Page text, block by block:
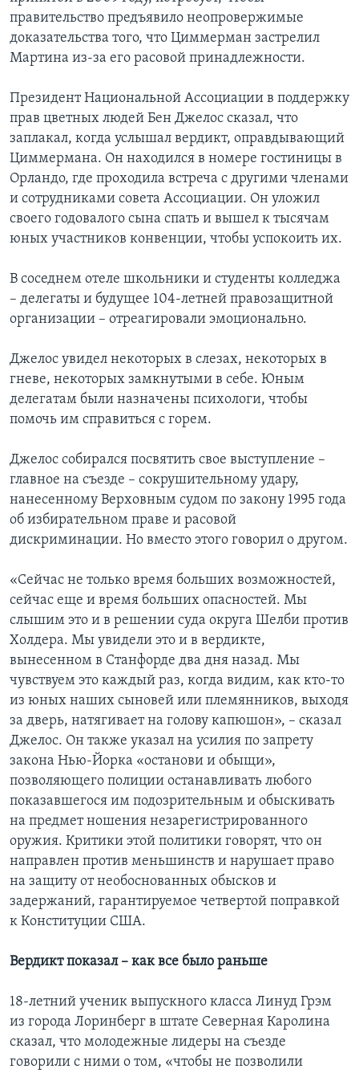
правительство предъявило неопровержимые
доказательства того, что Циммерман застрелил
Мартина из-за его расовой принадлежности.
Президент Национальной Ассоциации в поддержку
прав цветных людей Бен Джелос сказал, что
заплакал, когда услышал вердикт, оправдывающий
Циммермана. Он находился в номере гостиницы в
Орландо, где проходила встреча с другими членами
и сотрудниками совета Ассоциации. Он уложил
своего годовалого сына спать и вышел к тысячам
юных участников конвенции, чтобы успокоить их.
В соседнем отеле школьники и студенты колледжа
– делегаты и будущее 104-летней правозащитной
организации – отреагировали эмоционально.
Джелос увидел некоторых в слезах, некоторых в
гневе, некоторых замкнутыми в себе. Юным
делегатам были назначены психологи, чтобы
помочь им справиться с горем.
Джелос собирался посвятить свое выступление –
главное на съезде – сокрушительному удару,
нанесенному Верховным судом по закону 1995 года
об избирательном праве и расовой
дискриминации. Но вместо этого говорил о другом.
«Сейчас не только время больших возможностей,
сейчас еще и время больших опасностей. Мы
слышим это и в решении суда округа Шелби против
Холдера. Мы увидели это и в вердикте,
вынесенном в Станфорде два дня назад. Мы
чувствуем это каждый раз, когда видим, как кто-то
из юных наших сыновей или племянников, выходя
за дверь, натягивает на голову капюшон», – сказал
Джелос. Он также указал на усилия по запрету
закона Нью-Йорка «останови и обыщи»,
позволяющего полиции останавливать любого
показавшегося им подозрительным и обыскивать
на предмет ношения незарегистрированного
оружия. Критики этой политики говорят, что он
направлен против меньшинств и нарушает право
на защиту от необоснованных обысков и
задержаний, гарантируемое четвертой поправкой
к Конституции США.
Вердикт показал – как все было раньше
18-летний ученик выпускного класса Линуд Грэм
из города Лоринберг в штате Северная Каролина
сказал, что молодежные лидеры на съезде
говорили с ними о том, «чтобы не позволили